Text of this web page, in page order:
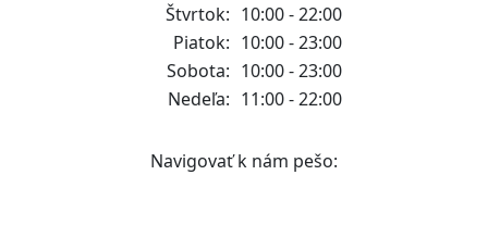
Štvrtok: 10:00 - 22:00
Piatok: 10:00 - 23:00
Sobota: 10:00 - 23:00
Nedeľa: 11:00 - 22:00
Navigovať k nám pešo: